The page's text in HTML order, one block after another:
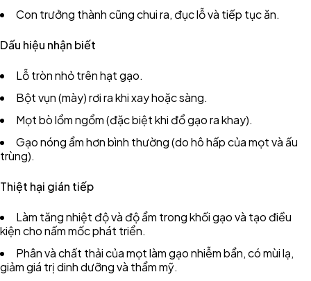
Con trưởng thành cũng chui ra, đục lỗ và tiếp tục ăn.
Dấu hiệu nhận biết
Lỗ tròn nhỏ trên hạt gạo.
Bột vụn (mày) rơi ra khi xay hoặc sàng.
Mọt bò lổm ngổm (đặc biệt khi đổ gạo ra khay).
Gạo nóng ẩm hơn bình thường (do hô hấp của mọt và ấu
trùng).
Thiệt hại gián tiếp
Làm tăng nhiệt độ và độ ẩm trong khối gạo và tạo điều
kiện cho nấm mốc phát triển.
Phân và chất thải của mọt làm gạo nhiễm bẩn, có mùi lạ,
giảm giá trị dinh dưỡng và thẩm mỹ.